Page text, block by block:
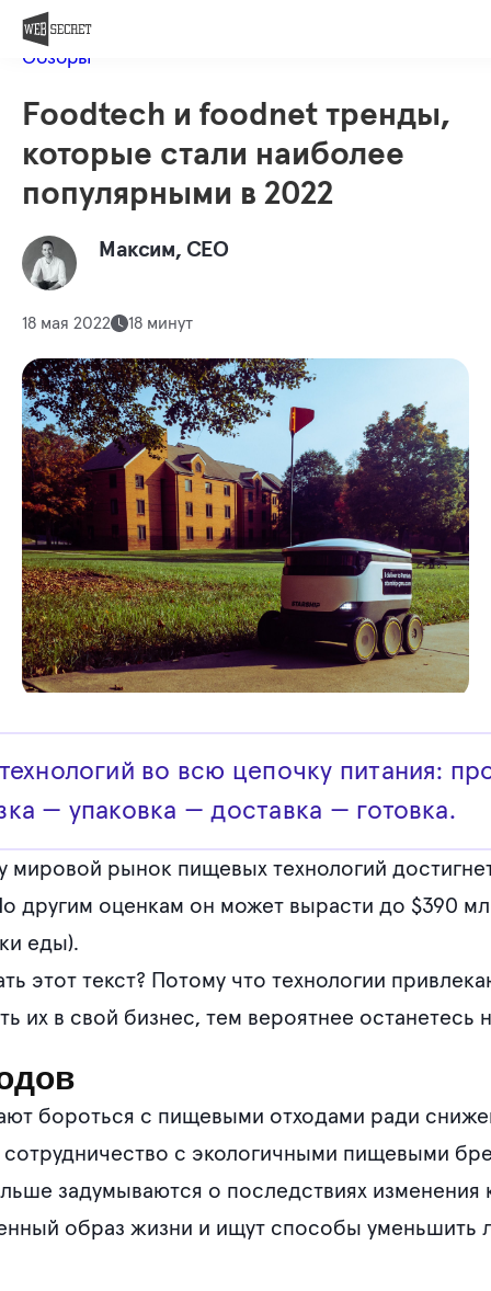
Оценить проект
Назад в блог
Обзоры
Foodtech и foodnet тренды,
которые стали наиболее
популярными в 2022
Максим, СЕО
18 мая 2022 18 минут
во всю цепочку питания:
— упаковка — доставка — готовка.
мировой рынок пищевых технологий
другим оценкам он может вырасти до $390
еды).
этот текст? Потому что технологии
их в свой бизнес, тем вероятнее останетесь
бороться с пищевыми отходами ради
с экологичными пищевыми
задумываются о последствиях изменения
образ жизни и ищут способы уменьшить